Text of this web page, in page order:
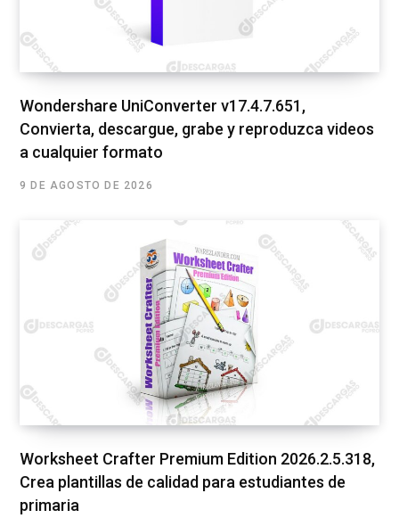
Wondershare UniConverter v17.4.7.651,
Convierta, descargue, grabe y reproduzca videos
a cualquier formato
9 DE AGOSTO DE 2026
Worksheet Crafter Premium Edition 2026.2.5.318,
Crea plantillas de calidad para estudiantes de
primaria